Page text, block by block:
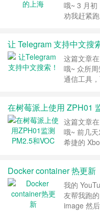
的指示灯
续阅读 »
哦~ 3 月初
劝我赶紧
选择留下
些准备的
猫超市买
继续阅读 »
让 Telegram 支持中文搜
这篇文章
哦~ 众所
通信工具
步。 尽管
来说，最
用分词的
在树莓派上使用 ZPH01
这篇文章
哦~ 前几
希捷的
（扩容）
到 NVMe
这个转……
Docker container 热更新
我的
友帮我跑
image 然